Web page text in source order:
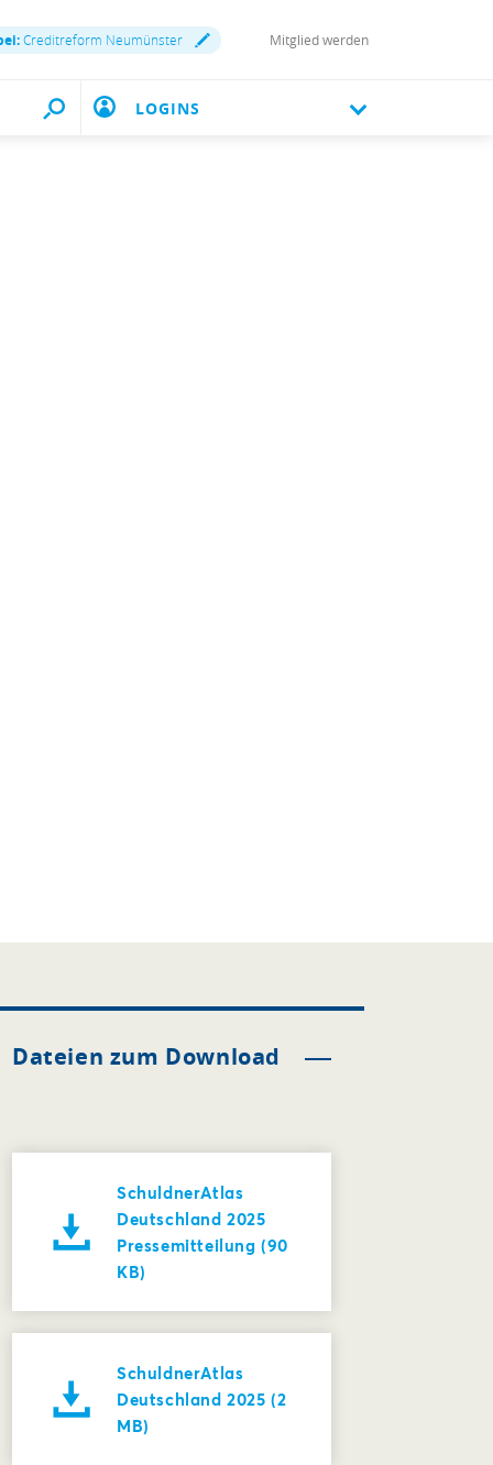
Creditreform Neumünster Mitglied werden
LOGINS
Dateien zum Download
SchuldnerAtlas
Deutschland 2025
Pressemitteilung (90
KB)
SchuldnerAtlas
Deutschland 2025 (2
MB)